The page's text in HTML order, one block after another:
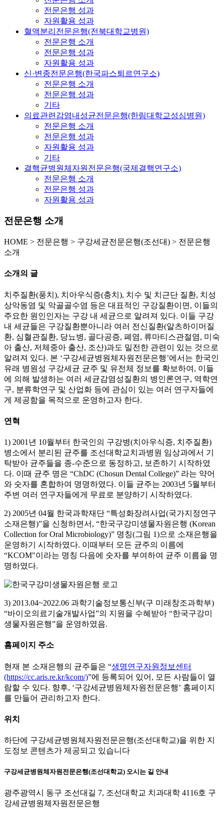
전문은행 성과
자원활용 성과
혈액분리전문은행(전북대학교병원)
전문은행 소개
전문은행 성과
자원활용 성과
신·변종전문은행(한국파스퇴르연구소)
전문은행 소개
전문은행 성과
기타
의료관련감염내성균전문은행(한림대학교성심병원)
전문은행 소개
전문은행 성과
자원활용 성과
기타
결핵균병원체자원전문은행(국제결핵연구소)
전문은행 소개
전문은행 성과
자원활용 성과
전문은행 소개
HOME > 전문은행 > 구강세균전문은행(조선대) > 전문은행
소개
소개의 글
치주질환(풍치), 치아우식증(충치), 치수 및 치근단 질환, 치성
상악동염 및 악골골수염 등은 대표적인 구강질환이면, 이들의
주요한 원인인자는 구강 내 세균으로 알려져 있다. 이들 구강
내 세균들은 구강질환뿐아니라 여러 전신질환(알츠하이머질
환, 심혈관질환, 당뇨병, 골다공증, 폐염, 류마티스관절염, 미숙
아 출산, 저체중아 출산, 조산)과도 밀전한 관련이 있는 것으로
알려져 있다. 본 ‘구강세균병원체자원전문은행’에서는 한국인
유래 병원성 구강세균 균주 및 유전체 정보를 확보하여, 이들
에 의해 발생하는 여러 세균감염성질환의 병인론연구, 역학연
구, 분류학연구 및 산업화 등에 관심이 있는 여러 연구자들에
게 제공함을 목적으로 운영하고자 한다.
연혁
1) 2001년 10월부터 한국인의 구강병(치아우식증, 치주질환)
병소에서 분리된 균주를 조선대학교치과병원 임상과에서 기
탁받아 균주들을 종-수준으로 동정하고, 보존하기 시작하였
다. 이때 균주 명은 “ChDC (Chosun Dental College)” 라는 약어
와 숫자를 혼합하여 명명하였다. 이들 균주는 2003년 5월부터
주변 여러 연구자들에게 무료로 분양하기 시작하였다.
2) 2005년 04월 한국과학재단 “특성화장려사업(국가지정연구
소재은행)”을 신청하면서, “한국구강미생물자원은행 (Korean
Collection for Oral Microbiology)” 명칭(그림 1)으로 소재은행을
운영하기 시작하였다. 이때부터 모든 균주의 이름에
“KCOM"이라는 명칭 다음에 숫자를 부여하여 균주 이름을 명
명하였다.
3) 2013.04~2022.06 과학기술정보통신부(구 미래창조과학부)
“바이오의료기술개발사업”의 지원을 수혜받아 “한국구강미
생물자원은행”을 운영하였음.
홈페이지 주소
현재 본 소재은행의 균주들은 “생명연구자원정보센터
(https://cc.aris.re.kr/kcom/)”에 등록되어 있어, 모든 사람들이 열
람할 수 있다. 향후, ‘구강세균병원체자원전문은행’ 홈페이지
를 만들어 관리하고자 한다.
위치
하단에 구강세균병원체자원전문은행(조선대학교)을 위한 지
도정보 콘텐츠가 제공되고 있습니다
구강세균병원체자원전문은행(조선대학교) 오시는 길 안내
광주광역시 동구 조선대길 7, 조선대학교 치과대학 4116호 구
강세균병원체자원전문은행